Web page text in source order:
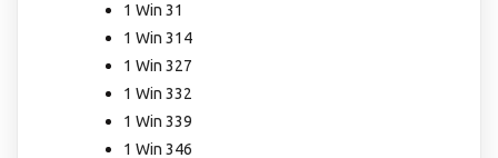
1 Win 31
1 Win 314
1 Win 327
1 Win 332
1 Win 339
1 Win 346